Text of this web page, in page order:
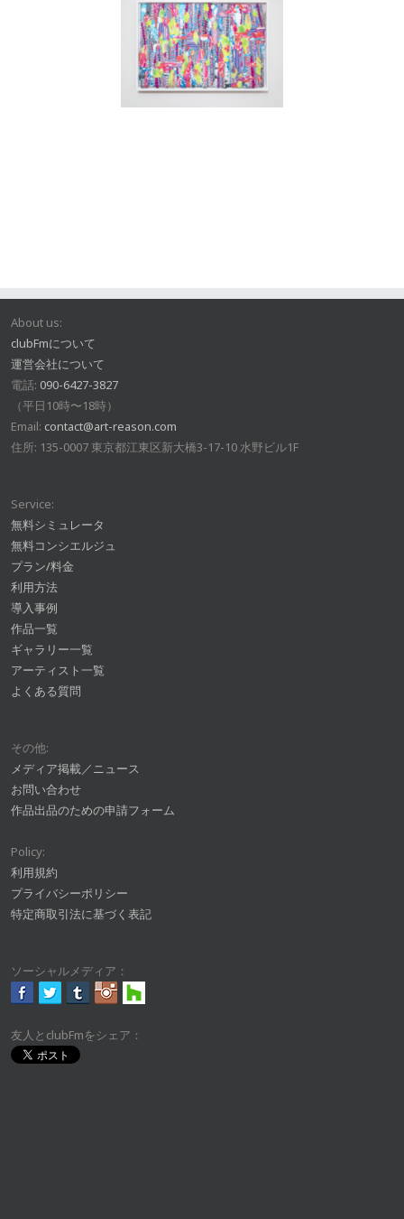
About us:
clubFmについて
運営会社について
電話: 090-6427-3827
（平日10時〜18時）
Email: contact@art-reason.com
住所: 135-0007 東京都江東区新大橋3-17-10 水野ビル1F
Service:
無料シミュレータ
無料コンシエルジュ
プラン/料金
利用方法
導入事例
作品一覧
ギャラリー一覧
アーティスト一覧
よくある質問
その他:
メディア掲載／ニュース
お問い合わせ
作品出品のための申請フォーム
Policy:
利用規約
プライバシーポリシー
特定商取引法に基づく表記
ソーシャルメディア：
友人とclubFmをシェア：